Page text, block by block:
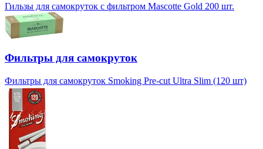
Гильзы для самокруток с фильтром Mascotte Gold 200 шт.
Фильтры для самокруток
Фильтры для самокруток Smoking Pre-cut Ultra Slim (120 шт)